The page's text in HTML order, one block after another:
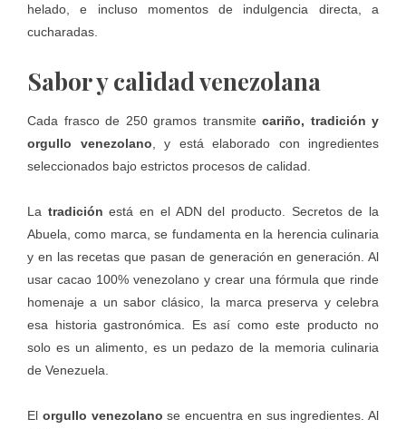
helado, e incluso momentos de indulgencia directa, a
cucharadas.
Sabor y calidad venezolana
Cada frasco de 250 gramos transmite cariño, tradición y
orgullo venezolano , y está elaborado con ingredientes
seleccionados bajo estrictos procesos de calidad.
La tradición está en el ADN del producto. Secretos de la
Abuela , como marca, se fundamenta en la herencia culinaria
y en las recetas que pasan de generación en generación. Al
usar cacao 100% venezolano y crear una fórmula que rinde
homenaje a un sabor clásico, la marca preserva y celebra
esa historia gastronómica. Es así como este producto no
solo es un alimento, es un pedazo de la memoria culinaria
de Venezuela.
El orgullo venezolano se encuentra en sus ingredientes. Al